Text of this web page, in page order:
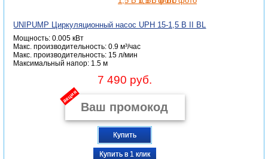
UNIPUMP Циркуляционный насос UPH 15-1,5 B II BL
Мощность: 0.005 кВт
Макс. производительность: 0.9 м³/час
Макc. производительность: 15 л/мин
Максимальный напор: 1.5 м
7 490 руб.
акция
Купить
Купить в 1 клик